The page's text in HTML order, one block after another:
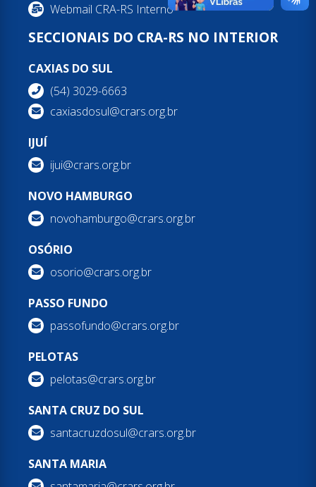
Webmail CRA-RS Interno
SECCIONAIS DO CRA-RS NO INTERIOR
CAXIAS DO SUL
(54) 3029-6663
caxiasdosul@crars.org.br
IJUÍ
ijui@crars.org.br
NOVO HAMBURGO
novohamburgo@crars.org.br
OSÓRIO
osorio@crars.org.br
PASSO FUNDO
passofundo@crars.org.br
PELOTAS
pelotas@crars.org.br
SANTA CRUZ DO SUL
santacruzdosul@crars.org.br
SANTA MARIA